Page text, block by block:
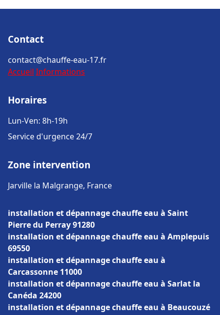
Contact
contact@chauffe-eau-17.fr
Accueil Informations
Horaires
Lun-Ven: 8h-19h
Service d'urgence 24/7
Zone intervention
Jarville la Malgrange, France
installation et dépannage chauffe eau à Saint
Pierre du Perray 91280
installation et dépannage chauffe eau à Amplepuis
69550
installation et dépannage chauffe eau à
Carcassonne 11000
installation et dépannage chauffe eau à Sarlat la
Canéda 24200
installation et dépannage chauffe eau à Beaucouzé